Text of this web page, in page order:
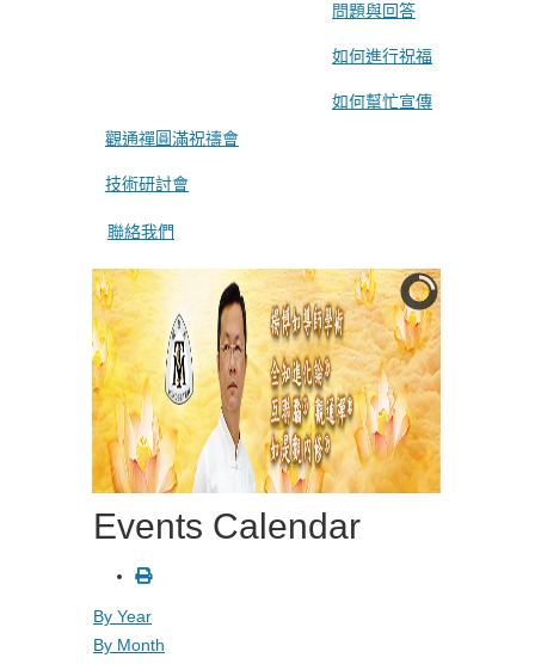
問題與回答
如何進行祝福
如何幫忙宣傳
觀通禪圓滿祝禱會
技術研討會
聯絡我們
Events Calendar
By Year
By Month